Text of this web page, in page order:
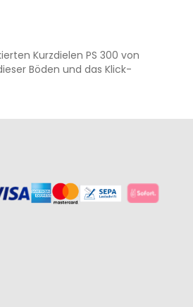
Kurzdielen PS 300 von
Böden und das Klick-